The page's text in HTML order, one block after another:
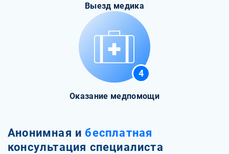
Выезд медика
4
Оказание медпомощи
Анонимная и бесплатная
консультация специалиста